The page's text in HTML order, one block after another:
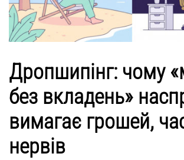
Дропшипінг: чому
без вкладень»
вимагає грошей,
нервів